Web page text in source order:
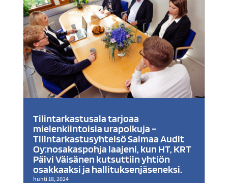
Tilintarkastusala tarjoaa
mielenkiintoisia urapolkuja –
Tilintarkastusyhteisö Saimaa Audit
Oy:nosakaspohja laajeni, kun HT, KRT
Päivi Väisänen kutsuttiin yhtiön
osakkaaksi ja hallituksenjäseneksi.
huhti 18, 2024